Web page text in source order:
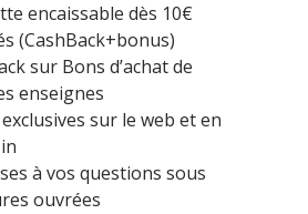
encaissable dès 10€
(CashBack+bonus)
sur Bons d’achat de
enseignes
sur le web et en
à vos questions sous
ouvrées